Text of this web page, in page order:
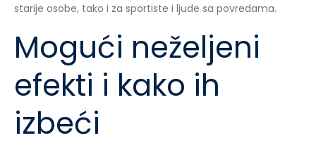
starije osobe, tako i za sportiste i ljude sa povredama.
Mogući neželjeni
efekti i kako ih
izbeći